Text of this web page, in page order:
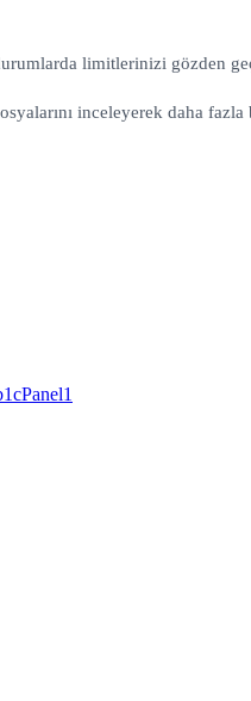
limitlerinizi gözden
inceleyerek daha
1cPanel1